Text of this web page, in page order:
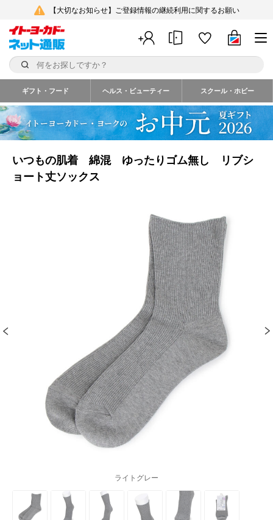
【大切なお知らせ】ご登録情報の継続利用に関するお願い
ギフト・フード ヘルス・ビューティー スクール・ホビー
いつもの肌着 綿混 ゆったりゴム無し リブシ
ョート丈ソックス
ライトグレー